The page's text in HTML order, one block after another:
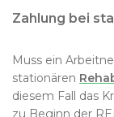
Zahlung bei
Muss ein
stationären
diesem Fall das
zu Beginn der